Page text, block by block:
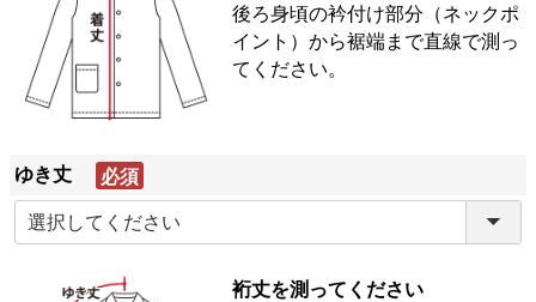
後ろ身頃の衿付け部分（ネックポ
イント）から裾端まで直線で測っ
てください。
ゆき丈
(必
須)
裄丈を測ってください